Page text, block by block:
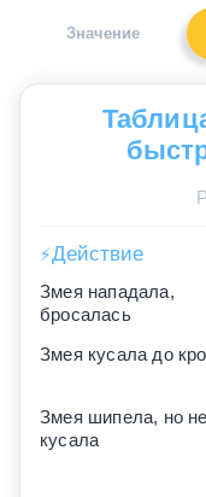
Значение
⚡Действие
Змея нападала,
бросалась
Змея кусала до
Змея шипела, но не
кусала